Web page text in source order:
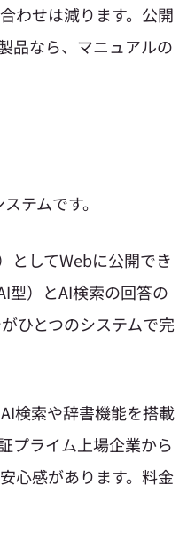
わせは減ります。公開
品なら、マニュアルの
テムです。
としてWebに公開でき
型）とAI検索の回答の
ひとつのシステムで完
検索や辞書機能を搭載
プライム上場企業から
心感があります。料金